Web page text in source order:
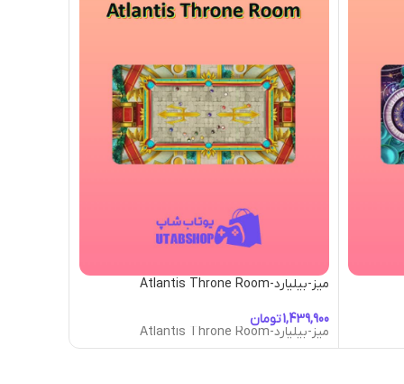
میز-بیلیارد-Atlantis Throne Room
تومان
میز-بیلیارد-Atlantis Throne Room